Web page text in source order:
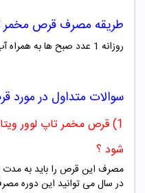
طریقه مصرف قرص مخمر
روزانه 1 عدد صبح ها به همراه آب کافی میل شود
سوالات متداول در مورد
1) قرص مخمر تاپ لوور
شود ؟
در سال می توانید این دوره